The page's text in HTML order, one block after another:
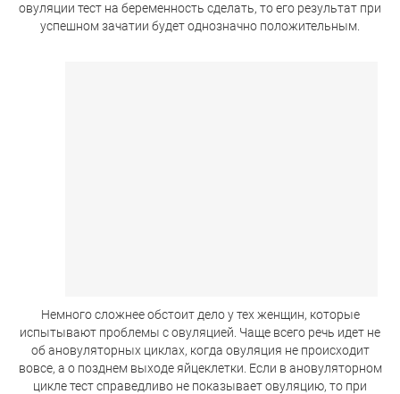
овуляции тест на беременность сделать, то его результат при
успешном зачатии будет однозначно положительным.
Немного сложнее обстоит дело у тех женщин, которые
испытывают проблемы с овуляцией. Чаще всего речь идет не
об ановуляторных циклах, когда овуляция не происходит
вовсе, а о позднем выходе яйцеклетки. Если в ановуляторном
цикле тест справедливо не показывает овуляцию, то при